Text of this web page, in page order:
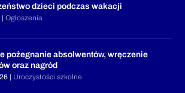
dzieci podczas wakacji
|Ogłoszenia
pożegnanie absolwentów, wręczenie
oraz nagród
| Uroczystości szkolne